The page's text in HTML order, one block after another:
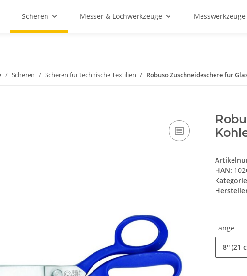
Scheren Messer & Lochwerkzeuge
Scheren Scheren für technische Textilien Robuso Zuschneideschere für
HAN:
Länge
8'' (21